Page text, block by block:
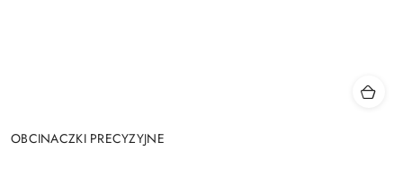
OBCINACZKI PRECYZYJNE